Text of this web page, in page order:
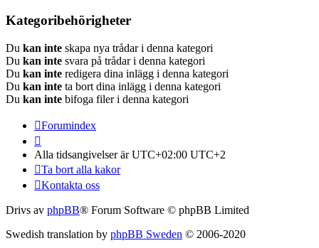
Kategoribehörigheter
Du kan inte skapa nya trådar i denna kategori
Du kan inte svara på trådar i denna kategori
Du kan inte redigera dina inlägg i denna kategori
Du kan inte ta bort dina inlägg i denna kategori
Du kan inte bifoga filer i denna kategori
Forumindex
Alla tidsangivelser är UTC+02:00 UTC+2
Ta bort alla kakor
Kontakta oss
Drivs av phpBB® Forum Software © phpBB Limited
Swedish translation by phpBB Sweden © 2006-2020